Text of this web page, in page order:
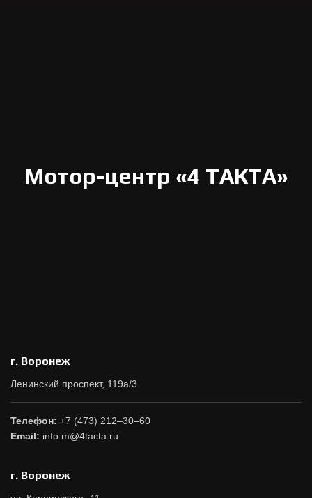
Мотор-центр «4 ТАКТА»
г. Воронеж
Ленинский проспект, 119а/3
Телефон: +7 (473) 212–30–60
Email: info.m@4tacta.ru
г. Воронеж